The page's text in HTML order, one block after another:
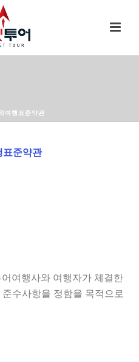
여행표준약관
표준약관
여행사와 여행자가 체결한
수사항을 정함을 목적으로